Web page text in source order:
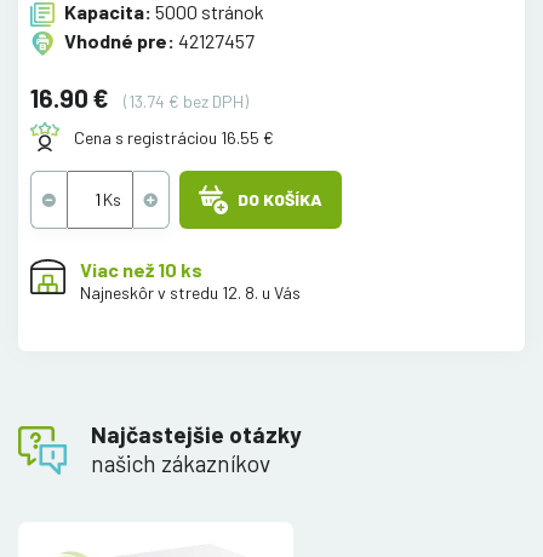
Kapacita: 5000 stránok
Vhodné pre: 42127457
16.90 €
(13.74 € bez DPH)
Cena s registráciou 16.55 €
DO KOŠÍKA
Viac než 10 ks
Najneskôr v stredu 12. 8. u Vás
Najčastejšie otázky
našich zákazníkov